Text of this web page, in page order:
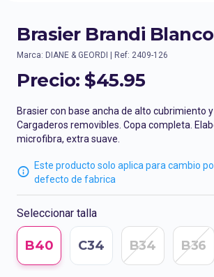
Brasier Brandi Blanco
Marca: DIANE & GEORDI | Ref: 2409-126
Precio: $45.95
Brasier con base ancha de alto cubrimiento y
Cargaderos removibles. Copa completa.
microfibra, extra suave.
Este producto solo aplica para cambio
defecto de fabrica
Seleccionar talla
B40 C34 B34 B36